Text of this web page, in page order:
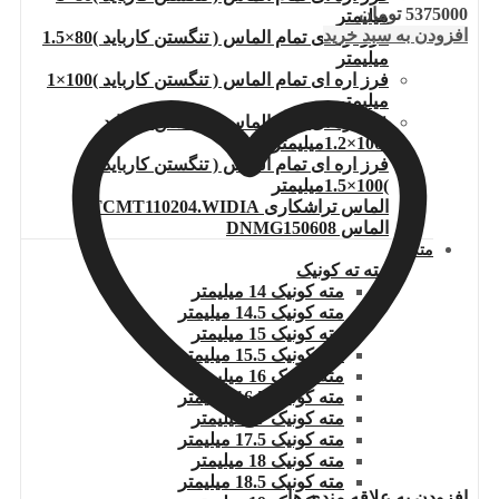
میلیمتر
فرز اره ای تمام الماس ( تنگستن کارباید )80×1.5
میلیمتر
فرز اره ای تمام الماس ( تنگستن کارباید )100×1
میلیمتر
فرز اره ای تمام الماس ( تنگستن کارباید
فرز اره ای تمام الماس ( تنگستن کارباید
)100×1.5میلیمتر
الماس تراشکاری TCMT110204.WIDIA
الماس DNMG150608
مته
مته ته کونیک
مته کونیک 14 میلیمتر
مته کونیک 14.5 میلیمتر
مته کونیک 15 میلیمتر
مته کونیک 15.5 میلیمتر
مته کونیک 16 میلیمتر
مته کونیک 16.5 میلیمتر
مته کونیک 17 میلیمتر
مته کونیک 17.5 میلیمتر
مته کونیک 18 میلیمتر
مته کونیک 18.5 میلیمتر
5375000 تومان
افزودن به سبد خرید